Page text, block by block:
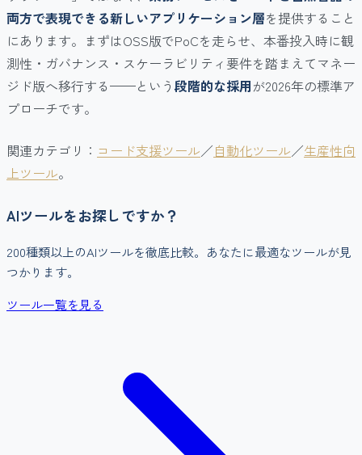
両方で表現できる新しいアプリケーション層を提供すること
にあります。まずはOSS版でPoCを走らせ、本番投入時に観
測性・ガバナンス・スケーラビリティ要件を踏まえてマネー
ジド版へ移行する——という段階的な採用が2026年の標準ア
プローチです。
関連カテゴリ： コード支援ツール／自動化ツール／生産性向
上ツール。
AIツールをお探しですか？
200種類以上のAIツールを徹底比較。あなたに最適なツールが見
つかります。
ツール一覧を見る